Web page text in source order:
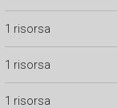
1 risorsa
1 risorsa
1 risorsa